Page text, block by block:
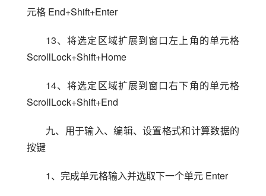
元格 End+Shift+Enter
13、将选定区域扩展到窗口左上角的单元格
ScrollLock+Shift+Home
14、将选定区域扩展到窗口右下角的单元格
ScrollLock+Shift+End
九、用于输入、编辑、设置格式和计算数据的
按键
1、完成单元格输入并选取下一个单元 Enter